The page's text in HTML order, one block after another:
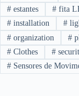
#estantes #fita
#installation #
#organization #
#Clothes #
#Sensores de